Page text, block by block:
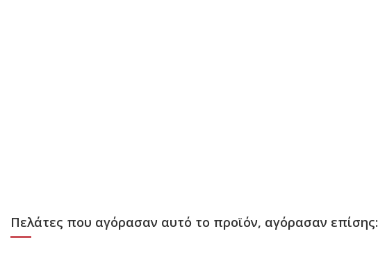
Πελάτες που αγόρασαν αυτό το προϊόν, αγόρασαν επίσης: